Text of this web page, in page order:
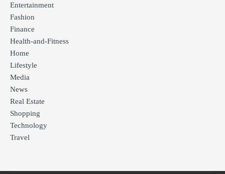
Entertainment
Fashion
Finance
Health-and-Fitness
Home
Lifestyle
Media
News
Real Estate
Shopping
Technology
Travel